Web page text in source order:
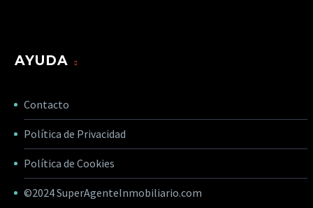
AYUDA
Contacto
Política de Privacidad
Política de Cookies
©2024SuperAgenteInmobiliario.com